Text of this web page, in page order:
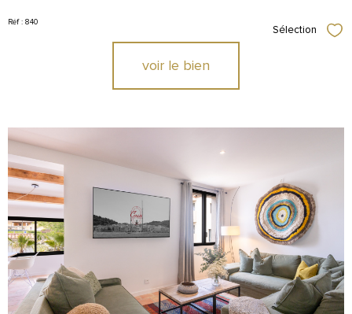
Réf : 840
Sélection
voir le bien